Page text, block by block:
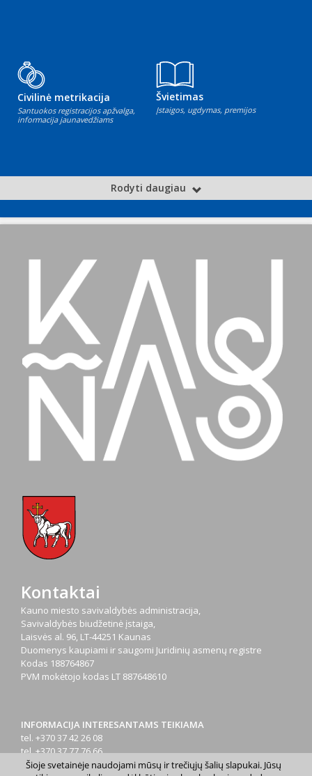
Civilinė metrikacija
Santuokos registracijos apžvalga,
informacija jaunavedžiams
Švietimas
Įstaigos, ugdymas, premijos
Rodyti daugiau
Kontaktai
Kauno miesto savivaldybės administracija,
Savivaldybės biudžetinė įstaiga,
Laisvės al. 96, LT-44251 Kaunas
Duomenys kaupiami ir saugomi Juridinių asmenų registre
Kodas 188764867
PVM mokėtojo kodas LT 887648610
INFORMACIJA INTERESANTAMS TEIKIAMA
tel. +370 37 42 26 08
tel. +370 37 77 76 66
tel. +370 660 07000
Šioje svetainėje naudojami mūsų ir trečiųjų šalių slapukai. Jūsų